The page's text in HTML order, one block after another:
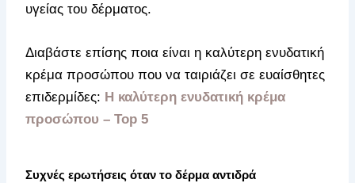
υγείας του δέρματος.
Διαβάστε επίσης ποια είναι η καλύτερη ενυδατική
κρέμα προσώπου που να ταιριάζει σε ευαίσθητες
επιδερμίδες: Η καλύτερη ενυδατική κρέμα
προσώπου​ – Top 5
Συχνές ερωτήσεις όταν το δέρμα αντιδρά